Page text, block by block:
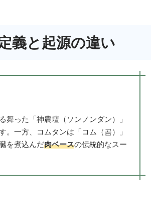
義と起源の違い
舞った「神農壇（ソンノンダン）」
。一方、コムタンは「コム（곰）」
を煮込んだ肉ベースの伝統的なスー